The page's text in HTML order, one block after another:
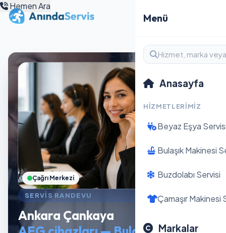
Menü
Anasayfa
HIZMETLERIMIZ
Beyaz Eşya
Bulaşık Makinesi
Buzdolabı Servisi
Çamaşır Makinesi
Markalar
Hemen Ara
SERVIS RANDEVU
Ankara Çankaya
Çağrı Merkezi